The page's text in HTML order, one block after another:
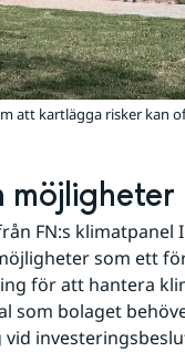
att kartlägga risker kan
möjligheter
FN:s klimatpanel
som ett
för att hantera
som bolaget